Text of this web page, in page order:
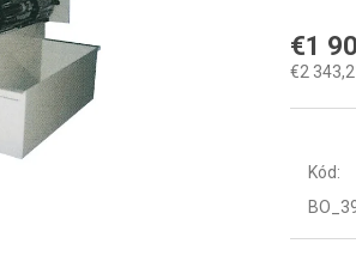
€1
€2
Kód: